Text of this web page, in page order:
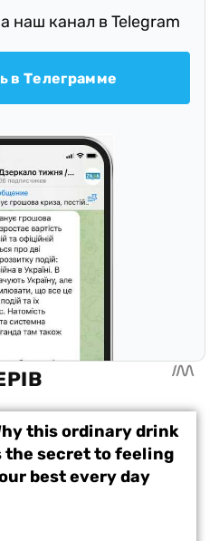
наш канал в Telegram
в Телеграмме